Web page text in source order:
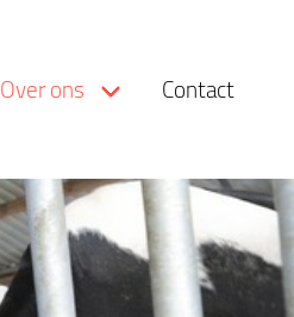
Over ons Contact